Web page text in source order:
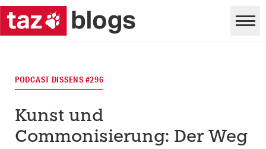
PODCAST DISSENS #296
Kunst und
Commonisierung: Der Weg